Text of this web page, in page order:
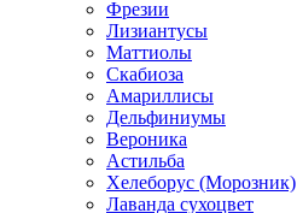
Фрезии
Лизиантусы
Маттиолы
Скабиоза
Амариллисы
Дельфиниумы
Вероника
Астильба
Хелеборус (Морозник)
Лаванда сухоцвет